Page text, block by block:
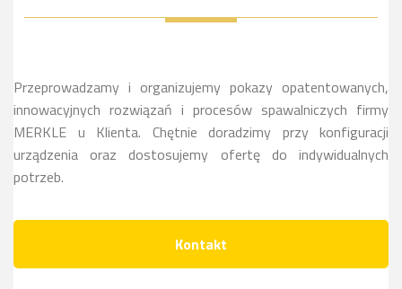
więcej
sie
Przeprowadzamy i organizujemy pokazy opatentowanych,
innowacyjnych rozwiązań i procesów spawalniczych firmy
MERKLE u Klienta. Chętnie doradzimy przy konfiguracji
urządzenia oraz dostosujemy ofertę do indywidualnych
potrzeb.
Kontakt